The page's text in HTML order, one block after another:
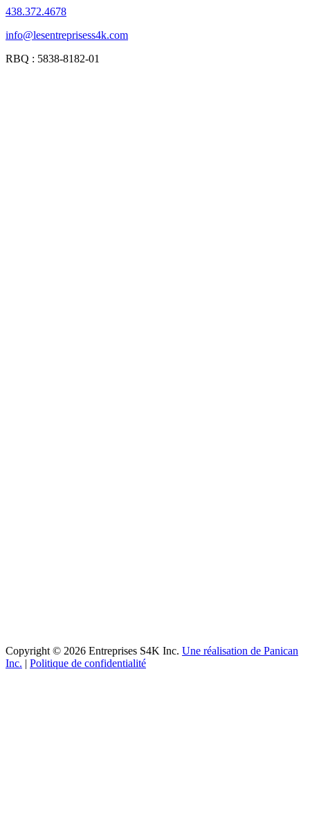
438.372.4678
info@lesentreprisess4k.com
RBQ : 5838-8182-01
Copyright © 2026 Entreprises S4K Inc. Une réalisation de Panican
Inc. | Politique de confidentialité